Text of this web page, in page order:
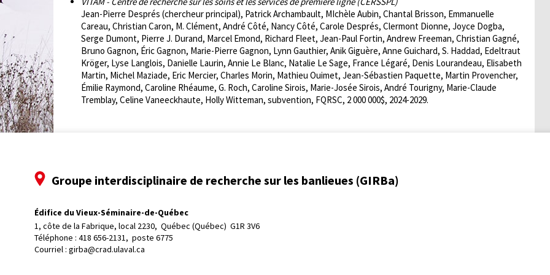
Jean-Pierre Després (chercheur principal), Patrick Archambault, MIchèle Aubin, Chantal Brisson, Emmanuelle
Careau, Christian Caron, M. Clément, André Côté, Nancy Côté, Carole Després, Clermont Dionne, Joyce Dogba,
Serge Dumont, Pierre J. Durand, Marcel Emond, Richard Fleet, Jean-Paul Fortin, Andrew Freeman, Christian Gagné,
Bruno Gagnon, Éric Gagnon, Marie-Pierre Gagnon, Lynn Gauthier, Anik Giguère, Anne Guichard, S. Haddad, Edeltraut
Kröger, Lyse Langlois, Danielle Laurin, Annie Le Blanc, Natalie Le Sage, France Légaré, Denis Lourandeau, Elisabeth
Martin, Michel Maziade, Eric Mercier, Charles Morin, Mathieu Ouimet, Jean-Sébastien Paquette, Martin Provencher,
Émilie Raymond, Caroline Rhéaume, G. Roch, Caroline Sirois, Marie-Josée Sirois, André Tourigny, Marie-Claude
Tremblay, Celine Vaneeckhaute, Holly Witteman, subvention, FQRSC, 2 000 000$, 2024-2029.
Groupe interdisciplinaire de recherche sur les banlieues (GIRBa)
Édifice du Vieux-Séminaire-de-Québec
1, côte de la Fabrique, local 2230, Québec (Québec)  G1R 3V6
Téléphone : 418 656-2131, poste 6775
Courriel : girba@crad.ulaval.ca